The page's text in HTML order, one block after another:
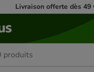
Livraison offerte dès 49